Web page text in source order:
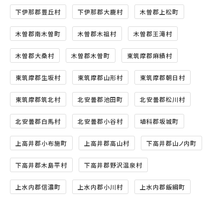
下伊那郡豊丘村 下伊那郡大鹿村 木曽郡上松町
木曽郡南木曽町 木曽郡木祖村 木曽郡王滝村
木曽郡大桑村 木曽郡木曽町 東筑摩郡麻績村
東筑摩郡生坂村 東筑摩郡山形村 東筑摩郡朝日村
東筑摩郡筑北村 北安曇郡池田町 北安曇郡松川村
北安曇郡白馬村 北安曇郡小谷村 埴科郡坂城町
上高井郡小布施町 上高井郡高山村 下高井郡山ノ内町
下高井郡木島平村 下高井郡野沢温泉村
上水内郡信濃町 上水内郡小川村 上水内郡飯綱町